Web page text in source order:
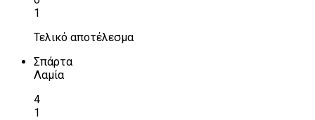
1
Τελικό αποτέλεσμα
Σπάρτα
Λαμία
4
1